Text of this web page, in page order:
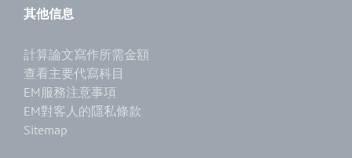
其他信息
計算論文寫作所需金額
查看主要代寫科目
EM服務注意事項
EM對客人的隱私條款
Sitemap